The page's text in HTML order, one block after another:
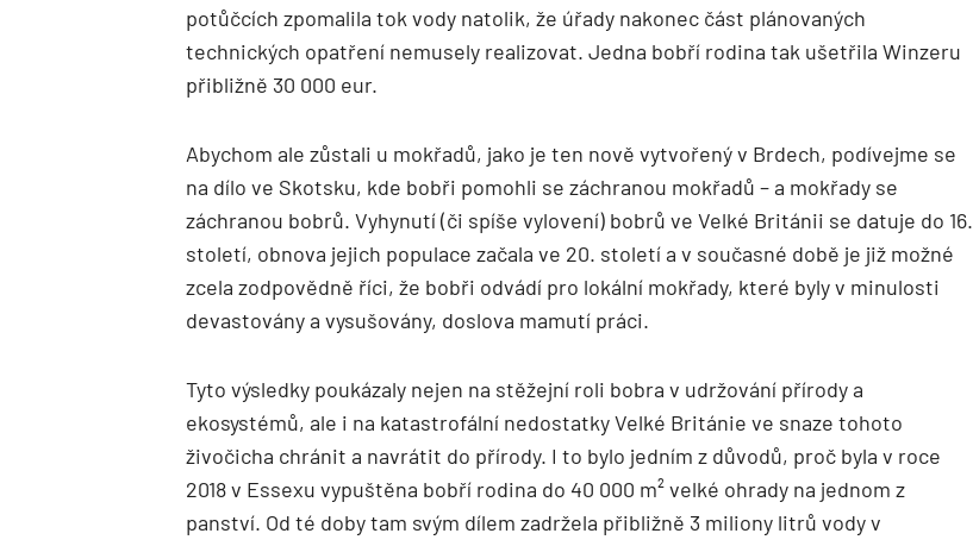
potůčcích zpomalila tok vody natolik, že úřady nakonec část plánovaných
technických opatření nemusely realizovat. Jedna bobří rodina tak ušetřila Winzeru
přibližně 30 000 eur.
Abychom ale zůstali u mokřadů, jako je ten nově vytvořený v Brdech, podívejme se
na dílo ve Skotsku, kde bobři pomohli se záchranou mokřadů – a mokřady se
záchranou bobrů. Vyhynutí (či spíše vylovení) bobrů ve Velké Británii se datuje do 16.
století, obnova jejich populace začala ve 20. století a v současné době je již možné
zcela zodpovědně říci, že bobři odvádí pro lokální mokřady, které byly v minulosti
devastovány a vysušovány, doslova mamutí práci.
Tyto výsledky poukázaly nejen na stěžejní roli bobra v udržování přírody a
ekosystémů, ale i na katastrofální nedostatky Velké Británie ve snaze tohoto
živočicha chránit a navrátit do přírody. I to bylo jedním z důvodů, proč byla v roce
2018 v Essexu vypuštěna bobří rodina do 40 000 m² velké ohrady na jednom z
panství. Od té doby tam svým dílem zadržela přibližně 3 miliony litrů vody v